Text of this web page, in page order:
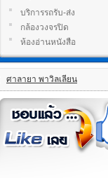
บริการรถรับ-ส่ง
กล้องวงจรปิด
ห้องอ่านหนังสือ
ศาลายา พาวิลเลียน